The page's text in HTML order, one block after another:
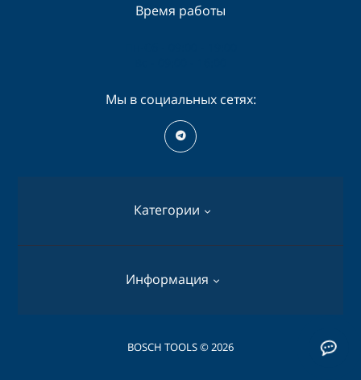
Категории
Перфораторы
Информация
О нас
Время работы
Мы в социальных сетях:
BOSCH TOOLS © 2026